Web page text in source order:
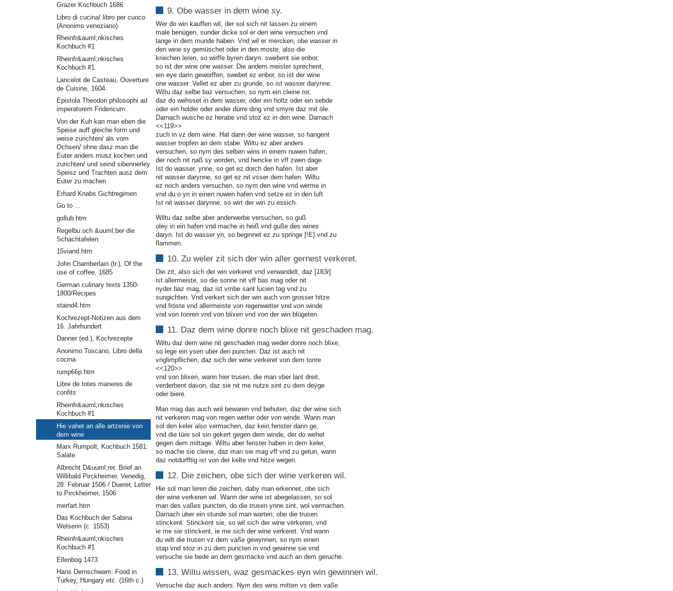
9. Obe wasser in dem wine sy.
Wer do win kauffen wil, der sol sich nit lassen zu einem
male benügen, sunder dicke sol er den wine versuchen vnd
lange in dem munde haben. Vnd wil er mercken, obe wasser in
den wine sy gemüschet oder in den moste, also die
kriechen leren, so wirffe byren daryn: swebent sie enbor,
so ist der wine one wasser. Die andern meister sprechent,
ein eye darin geworffen, swebet ez enbor, so ist der wine
one wasser. Vellet ez aber zu grunde, so ist wasser darynne.
Wiltu daz selbe baz versuchen, so nym ein cleine ror,
daz do wehsset in dem wasser, oder ein holtz oder ein sebde
oder ein holder oder ander dürre ding vnd smyre daz mit öle.
Darnach wusche ez herabe vnd stoz ez in den wine. Darnach
<<119>>
zuch in vz dem wine. Hat dann der wine wasser, so hangent
wasser tropfen an dem stabe. Wiltu ez aber anders
versuchen, so nym des selben wins in einem nuwen hafen,
der noch nit naß sy worden, vnd hencke in vff zwen dage.
Ist do wasser, ynne, so get ez dorch den hafen. Ist aber
nit wasser darynne, so get ez nit vsser dem hafen. Wiltu
ez noch anders versuchen, so nym den wine vnd werme in
vnd du:o yn in einen nuwen hafen vnd setze ez in den luft.
Ist nit wasser darynne, so wirt der win zu essich.
Wiltu daz selbe aber anderwerbe versuchen, so guß
oley in ein hafen vnd mache in heiß vnd guße des wines
daryn. Ist do wasser yn, so beginnet ez zu springe [!E] vnd zu
flammen.
10. Zu weler zit sich der win aller gernest verkeret.
Die zit, also sich der win verkeret vnd verwandelt, daz [183r]
ist allermeiste, so die sonne nit vff bas mag oder nit
nyder baz mag, daz ist vmbe sant lucien tag vnd zu
sungichten. Vnd verkert sich der win auch von grosser hitze
vnd fröste vnd allermeiste von regenwetter vnd von winde
vnd von tonren vnd von blixen vnd von der win blügeten.
11. Daz dem wine donre noch blixe nit geschaden mag.
Wiltu daz dem wine nit geschaden mag weder donre noch blixe,
so lege ein ysen uber den puncten. Daz ist auch nit
vnglimpflichen, daz sich der wine verkeret von dem tonre
<<120>>
vnd von blixen, wann hier trusen, die man vber lant dreit,
verderbent davon, daz sie nit me nutze sint zu dem deÿge
oder biere.
Man mag das auch wol bewaren vnd behuten, daz der wine sich
nit verkeren mag von regen wetter oder von winde. Wann man
sol den keler also vermachen, daz kein fenster darin ge,
vnd die türe sol sin gekert gegen dem winde, der do wehet
gegen dem mittage. Wiltu aber fenster haben in dem keler,
so mache sie cleine, daz man sie mag vff vnd zu getun, wann
daz notdurfftig ist von der kelte vnd hitze wegen.
12. Die zeichen, obe sich der wine verkeren wil.
Hie sol man leren die zeichen, daby man erkennet, obe sich
der wine verkeren wil. Wann der wine ist abegelassen, so sol
man des vaßes puncten, do die trusen ynne sint, wol vermachen.
Darnach uber ein stunde sol man warten, obe die trusen
stinckent. Stinckent sie, so wil sich der wine verkeren, vnd
ie me sie stinckent, ie me sich der wine verkeret. Vnd wann
du wilt die trusen vz dem vaße gewynnen, so nym einen
stap vnd stoz in zu dem puncten in vnd gewinne sie vnd
versuche sie bede an dem gesmacke vnd auch an dem geruche.
13. Wiltu wissen, waz gesmackes eyn win gewinnen wil.
Versuche daz auch anders. Nym des wins mitten vs dem vaße
Grazer Kochbuch 1686
Libro di cucina/ libro per cuoco
(Anonimo veneziano)
Rheinfr&auml;nkisches
Kochbuch #1
Rheinfr&auml;nkisches
Kochbuch #1
Lancelot de Casteau, Ouverture
de Cuisine, 1604
Epistola Theodori philosophi ad
imperatorem Fridericum
Von der Kuh kan man eben die
Speise auff gleiche form und
weise zurichten/ als vom
Ochsen/ ohne dasz man die
Euter anders musz kochen und
zurichten/ und seind sibennerley
Speisz und Trachten ausz dem
Euter zu machen
Erhard Knabs Gichtregimen
Go to ...
gollub.htm
Regelbu:och &uuml;ber die
Schachtafelen
15viand.htm
John Chamberlain (tr.), Of the
use of coffee, 1685
German culinary texts 1350-
1800/Recipes
staind4.htm
Kochrezept-Notizen aus dem
16. Jahrhundert
Danner (ed.), Kochrezepte
Anonimo Toscano, Libro della
cocina
rump66p.htm
Libre de totes maneres de
confits
Rheinfr&auml;nkisches
Kochbuch #1
Hie vahet an alle artzenie von
dem wine
Marx Rumpolt, Kochbuch 1581:
Salate
Albrecht D&uuml;rer, Brief an
Willibald Pirckheimer, Venedig,
28. Februar 1506 / Duerer, Letter
to Pirckheimer, 1506
merfart.htm
Das Kochbuch der Sabina
Welserin (c. 1553)
Rheinfr&auml;nkisches
Kochbuch #1
Ellenbog 1473
Hans Dernschwam: Food in
Turkey, Hungary etc. (16th c.)